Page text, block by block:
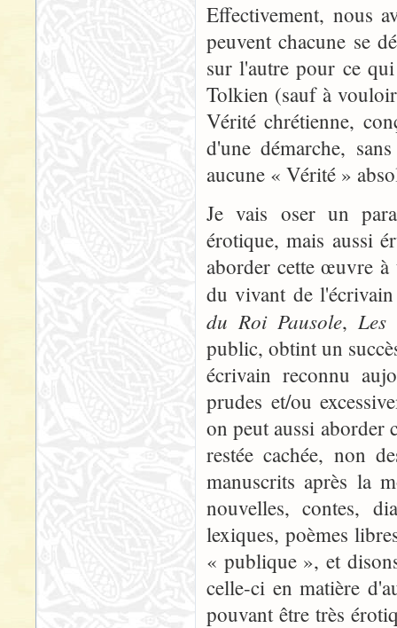
Effectivement, nous
peuvent chacune se
sur l'autre pour ce
Tolkien (sauf à
Vérité chrétienne,
d'une démarche,
aucune « Vérité »
Je vais oser un
érotique, mais aussi
aborder cette œuvre
du vivant de
du Roi Pausole, Les
public, obtint un
écrivain reconnu
prudes et/ou
on peut aussi aborder
restée cachée, non
manuscrits après la
nouvelles, contes,
lexiques, poèmes
« publique », et
celle-ci en matière
pouvant être très